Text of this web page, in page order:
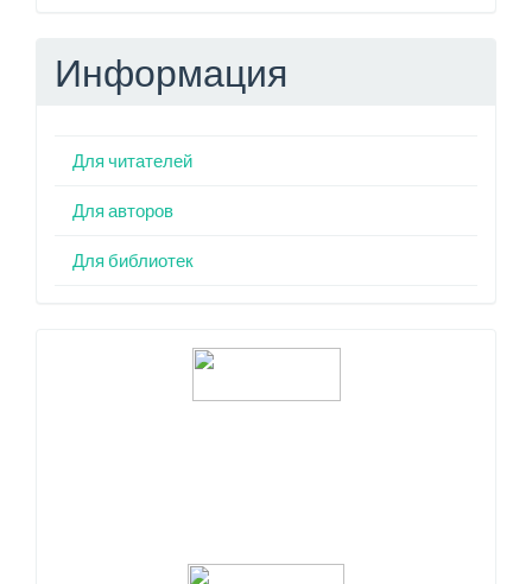
Информация
Для читателей
Для авторов
Для библиотек
Индексация